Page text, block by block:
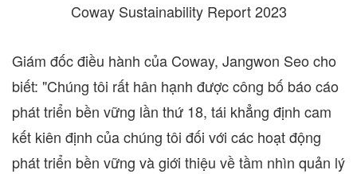
Coway Sustainability Report 2023
Giám đốc điều hành của Coway, Jangwon Seo cho
biết: "Chúng tôi rất hân hạnh được công bố báo cáo
phát triển bền vững lần thứ 18, tái khẳng định cam
kết kiên định của chúng tôi đối với các hoạt động
phát triển bền vững và giới thiệu về tầm nhìn quản lý